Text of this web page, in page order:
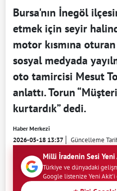
Bursa'nın İnegöl
etmek için seyir
motor kısmına
sosyal medyada
oto tamircisi Mesut
anlattı. Torun
kurtardık” dedi.
Haber Merkezi
2026-05-18 13:37 Güncelleme
Milli İradenin Sesi Yeni
Türkiye ve dünyadaki
Google listenize Yeni Akit'i